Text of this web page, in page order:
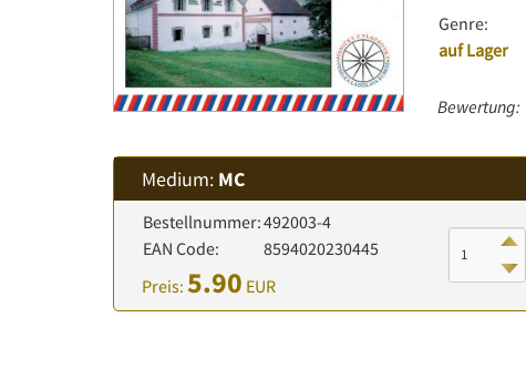
Genre:
auf Lager
Bewertung:
Medium: MC
Bestellnummer:492003-4
EAN Code:
8594020230445
Preis: 5.90 EUR